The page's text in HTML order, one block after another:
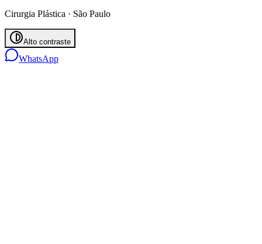
Cirurgia Plástica · São Paulo
Alto contraste
WhatsApp